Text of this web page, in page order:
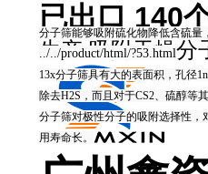
已出口 140
生产:吸附干燥
粉
分子筛能够吸附硫化物降低含硫量
../../product/html/?53.html
13x分子筛具有大的表面积， 孔径
除去H2S，而且对于CS2、硫醇等
分子筛对极性分子的吸附选择性
用寿命长。